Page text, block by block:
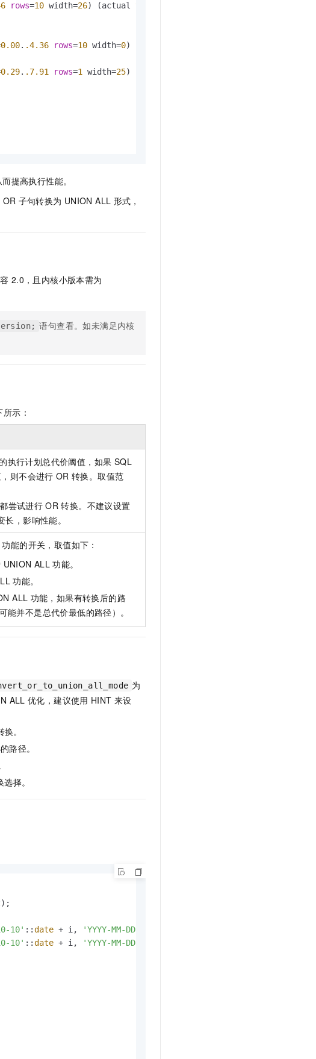
rows=10 width=26) (actual time
0.00. .4.36 rows=10 width=0) (actual
0.29. .7.91 rows=1 width=25) (actual
提高执行性能。
OR 子句转换为 UNION ALL 形式，
2.0 ，且内核小版本需为
语句查看。如未满足内核
示：
执行计划总代价阈值，如果 SQL
则不会进行 OR 转换。取值范
都尝试进行 OR 转换。不建议设置
长，影响性能。
功能的开关，取值如下：
UNION ALL 功能。
功能。
ALL 功能，如果有转换后的路
能并不是总代价最低的路径）。
为
ALL 优化，建议使用 HINT 来设
。
路径。
择。
10' ::date + i, 'YYYY-MM-DD'
10' ::date + i, 'YYYY-MM-DD'